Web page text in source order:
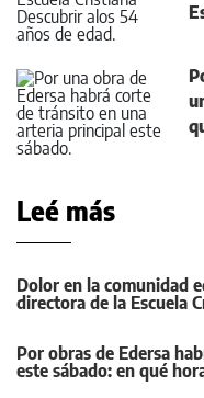
Leé más
Dolor en la comunidad
directora de la Escuela
Por obras de Edersa
este sábado: en qué